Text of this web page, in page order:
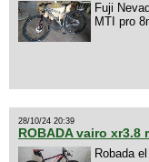
Fuji
MTI pro
28/10/24 20:39
ROBADA vairo xr3.8
Robada